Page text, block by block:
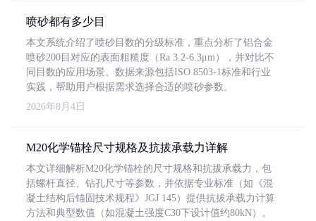
喷砂都有多少目
本文系统介绍了喷砂目数的分级标准，重点分析了铝合金
喷砂200目对应的表面粗糙度（Ra 3.2-6.3μm），并对比不
同目数的应用场景。数据来源包括ISO 8503-1标准和行业
实践，帮助用户根据需求选择合适的喷砂参数。
2026年8月4日
M20化学锚栓尺寸规格及抗拔承载力详解
本文详细解析M20化学锚栓的尺寸规格和抗拔承载力，包
括螺杆直径、钻孔尺寸等参数，并依据专业标准（如《混
凝土结构后锚固技术规程》JGJ 145）提供抗拔承载力计算
方法和典型数值（如混凝土强度C30下设计值约80kN）。